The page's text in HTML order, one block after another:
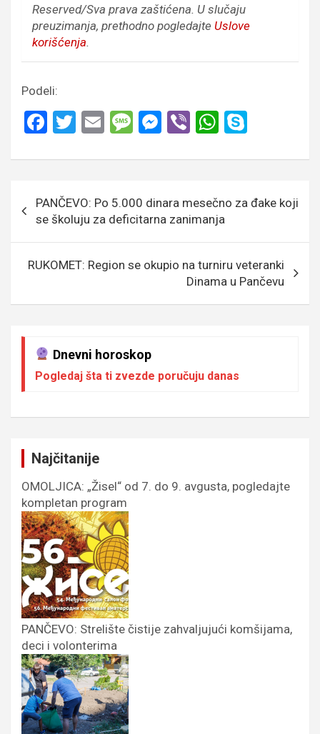
Reserved/Sva prava zaštićena. U slučaju
preuzimanja, prethodno pogledajte Uslove
korišćenja.
Podeli:
F
ce
o
o
k
T
tt
E
ail
M
s
g
e
M
se
g
er
Vi
er
W
at
A
p
p
p
e
Кретање
чланка
PANČEVO: Po 5.000 dinara mesečno za đake koji
se školuju za deficitarna zanimanja
RUKOMET: Region se okupio na turniru veteranki
Dinama u Pančevu
Dnevni horoskop
Pogledaj šta ti zvezde poručuju danas
Najčitanije
OMOLJICA: „Žisel“ od 7. do 9. avgusta, pogledajte
kompletan program
PANČEVO: Strelište čistije zahvaljujući komšijama,
deci i volonterima